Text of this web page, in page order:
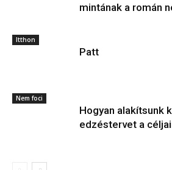
mintának a román
Itthon
Patt
Nem foci
Hogyan alakítsunk
edzéstervet a